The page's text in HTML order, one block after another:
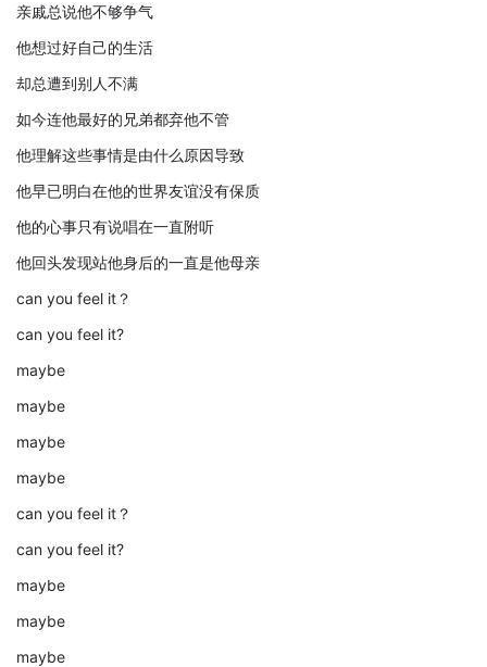
亲戚总说他不够争气
他想过好自己的生活
却总遭到别人不满
如今连他最好的兄弟都弃他不管
他理解这些事情是由什么原因导致
他早已明白在他的世界友谊没有保质
他的心事只有说唱在一直附听
他回头发现站他身后的一直是他母亲
can you feel it？
can you feel it?
maybe
maybe
maybe
maybe
can you feel it？
can you feel it?
maybe
maybe
maybe